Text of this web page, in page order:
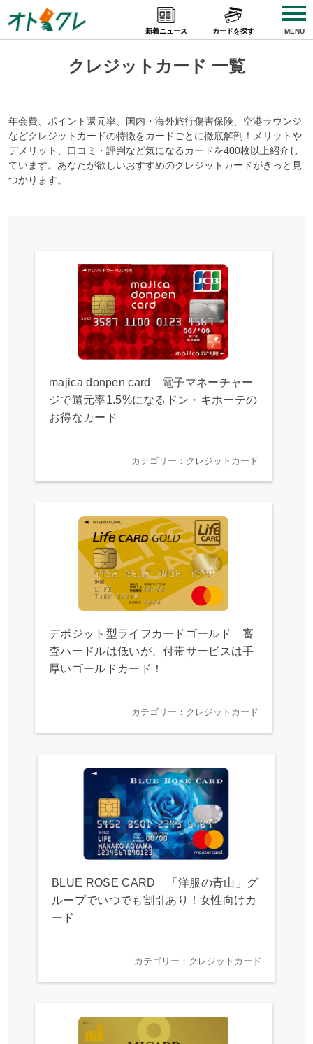
to
content
新着ニュース カードを探す MENU
クレジットカード 一覧
年会費、ポイント還元率、国内・海外旅行傷害保険、空港ラウンジ
などクレジットカードの特徴をカードごとに徹底解剖！メリットや
デメリット、口コミ・評判など気になるカードを400枚以上紹介し
ています。あなたが欲しいおすすめのクレジットカードがきっと見
つかります。
majica donpen card 電子マネーチャー
ジで還元率1.5%になるドン・キホーテの
お得なカード
カテゴリー：クレジットカード
デポジット型ライフカードゴールド 審
査ハードルは低いが、付帯サービスは手
厚いゴールドカード！
カテゴリー：クレジットカード
BLUE ROSE CARD 「洋服の青山」グ
ループでいつでも割引あり！女性向けカ
ード
カテゴリー：クレジットカード